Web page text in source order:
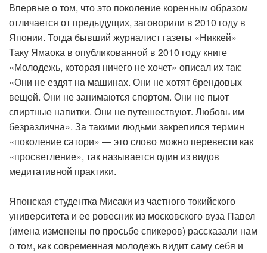
Впервые о том, что это поколение коренным образом
отличается от предыдущих, заговорили в 2010 году в
Японии. Тогда бывший журналист газеты «Никкей»
Таку Ямаока в опубликованной в 2010 году книге
«Молодежь, которая ничего не хочет» описал их так:
«Они не ездят на машинах. Они не хотят брендовых
вещей. Они не занимаются спортом. Они не пьют
спиртные напитки. Они не путешествуют. Любовь им
безразлична». За такими людьми закрепился термин
«поколение сатори» — это слово можно перевести как
«просветление», так называется один из видов
медитативной практики.
Японская студентка Мисаки из частного токийского
университета и ее ровесник из московского вуза Павел
(имена изменены по просьбе спикеров) рассказали нам
о том, как современная молодежь видит саму себя и